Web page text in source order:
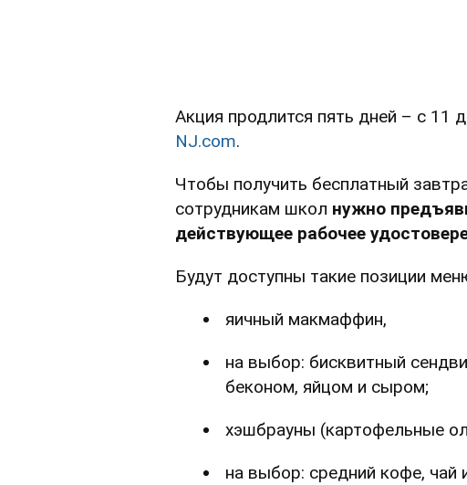
Акция продлится пять дней – с 11
NJ.com.
Чтобы получить бесплатный
сотрудникам школ нужно
действующее рабочее
Будут доступны такие позиции
яичный макмаффин,
на выбор: бисквитный
беконом, яйцом и сыром;
хэшбрауны (картофельные
на выбор: средний кофе, чай